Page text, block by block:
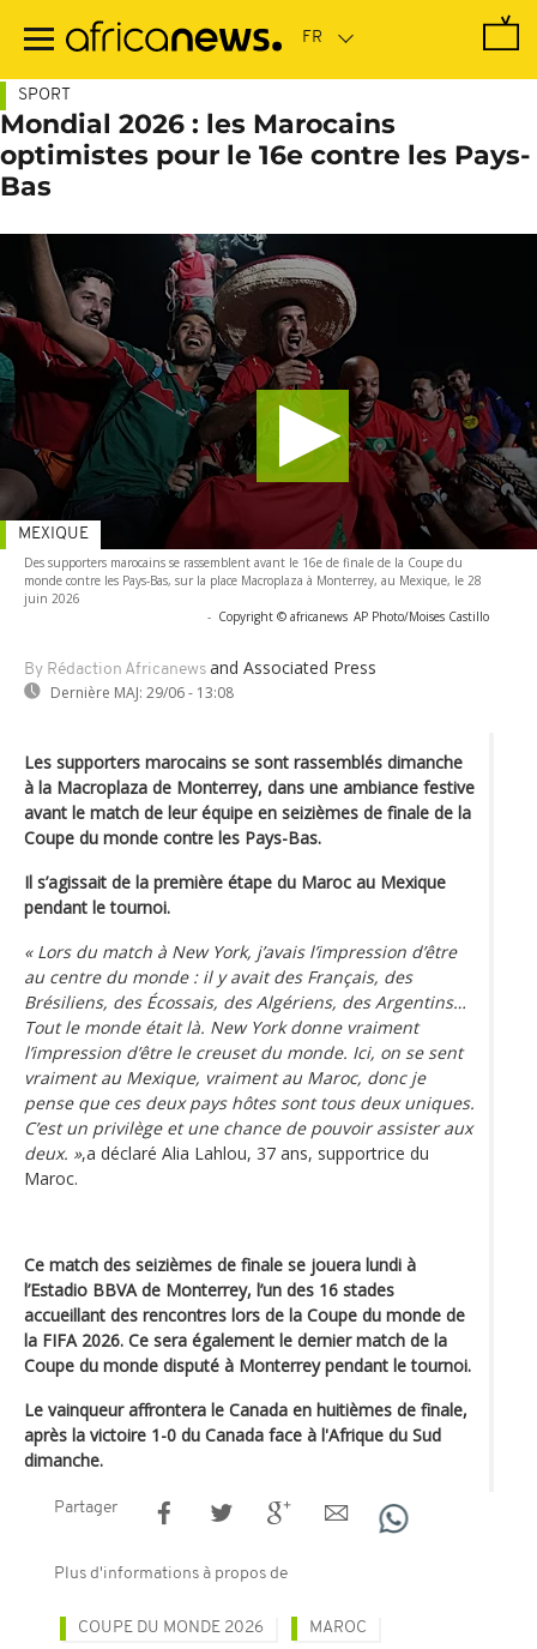
contenu
SPORT
Mondial 2026 : les Marocains
optimistes pour le 16e contre les Pays-
Bas
Des supporters marocains se rassemblent avant le 16e de finale de la Coupe du
monde contre les Pays-Bas, sur la place Macroplaza à Monterrey, au Mexique, le 28
juin 2026
- Copyright © africanews AP Photo/Moises Castillo
By Rédaction Africanews and Associated Press
Dernière MAJ: 29/06 - 13:08
MEXIQUE
Les supporters marocains se sont rassemblés dimanche
à la Macroplaza de Monterrey, dans une ambiance festive
avant le match de leur équipe en seizièmes de finale de la
Coupe du monde contre les Pays-Bas.
Il s’agissait de la première étape du Maroc au Mexique
pendant le tournoi.
« Lors du match à New York, j’avais l’impression d’être
au centre du monde : il y avait des Français, des
Brésiliens, des Écossais, des Algériens, des Argentins…
Tout le monde était là. New York donne vraiment
l’impression d’être le creuset du monde. Ici, on se sent
vraiment au Mexique, vraiment au Maroc, donc je
pense que ces deux pays hôtes sont tous deux uniques.
C’est un privilège et une chance de pouvoir assister aux
deux. »,a déclaré Alia Lahlou, 37 ans, supportrice du
Maroc.
Ce match des seizièmes de finale se jouera lundi à
l’Estadio BBVA de Monterrey, l’un des 16 stades
accueillant des rencontres lors de la Coupe du monde de
la FIFA 2026. Ce sera également le dernier match de la
Coupe du monde disputé à Monterrey pendant le tournoi.
Le vainqueur affrontera le Canada en huitièmes de finale,
après la victoire 1-0 du Canada face à l'Afrique du Sud
dimanche.
Partager
Plus d'informations à propos de
COUPE DU MONDE 2026 MAROC